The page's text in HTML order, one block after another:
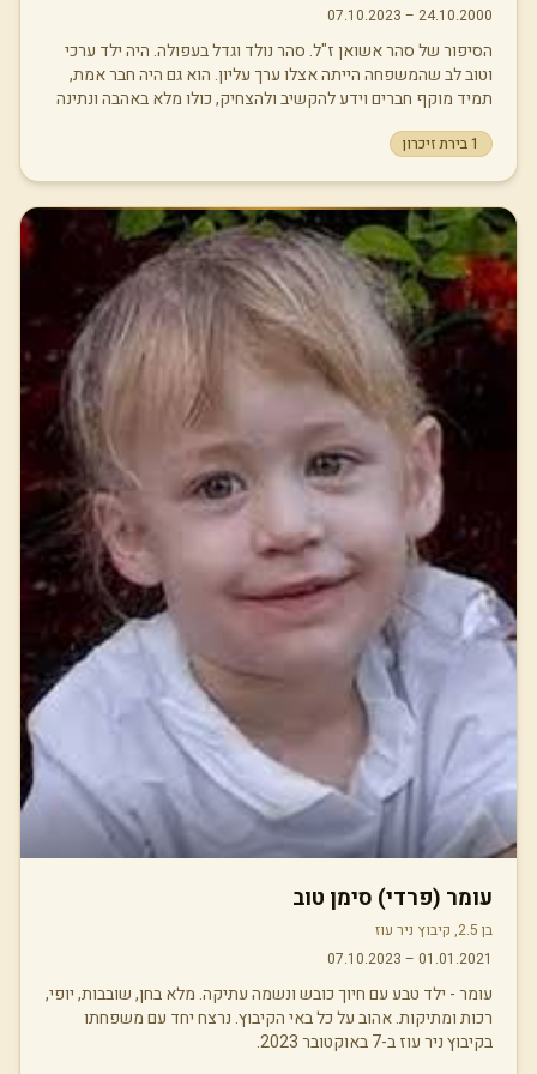
24.10.2000
–
07.10.2023
הסיפור של סהר אשואן ז"ל. סהר נולד וגדל בעפולה. היה ילד ערכי
וטוב לב שהמשפחה הייתה אצלו ערך עליון. הוא גם היה חבר אמת,
תמיד מוקף חברים וידע להקשיב ולהצחיק, כולו מלא באהבה ונתינה
שלו היה להיות מעצב גרפי ולכן הלך ללמוד עיצוב טכנולוגי. בשבת
למשפחה: "הכל טוב, זה תכף ייגמר ונעוף מפה". מה שהוא לא סיפר
להם זה שברגעי האימה האלה הוא בחר להישאר בשטח המסיבה
ולעזור לאלה שנפצעו מרימונים ומירי במקום לברוח משם. במשך
שבוע שלם הוא הוגדר כנעדר עד שגופתו זוהתה. סהר נרצח כשהוא
בן 22, חיים שלמים שהגיעו לסופם באופן אכזרי. אובדן גדול. סהר
סיים את חייו כשהוא עוזר לאחרים ונותן מעצמו למען הזולת, ואין
דבר שיותר אופייני לו מכך.
1בירת זיכרון
עומר (פרדי) סימן טוב
בן 2.5, קיבוץ ניר עוז
01.01.2021
–
07.10.2023
עומר - ילד טבע עם חיוך כובש ונשמה עתיקה. מלא בחן, שובבות, יופי,
רכות ומתיקות. אהוב על כל באי הקיבוץ. נרצח יחד עם משפחתו
בקיבוץ ניר עוז ב-7 באוקטובר 2023.